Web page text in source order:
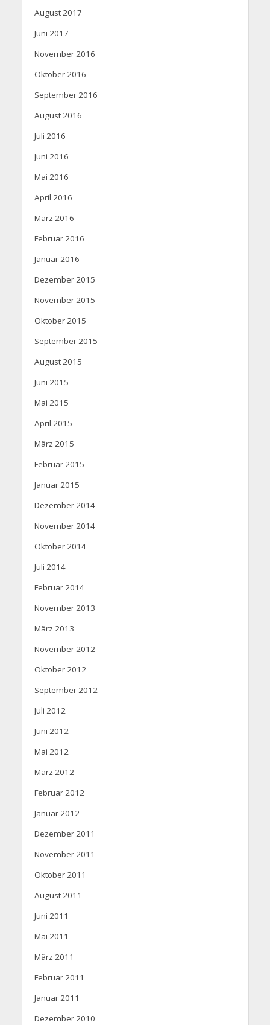
August 2017
Juni 2017
November 2016
Oktober 2016
September 2016
August 2016
Juli 2016
Juni 2016
Mai 2016
April 2016
März 2016
Februar 2016
Januar 2016
Dezember 2015
November 2015
Oktober 2015
September 2015
August 2015
Juni 2015
Mai 2015
April 2015
März 2015
Februar 2015
Januar 2015
Dezember 2014
November 2014
Oktober 2014
Juli 2014
Februar 2014
November 2013
März 2013
November 2012
Oktober 2012
September 2012
Juli 2012
Juni 2012
Mai 2012
März 2012
Februar 2012
Januar 2012
Dezember 2011
November 2011
Oktober 2011
August 2011
Juni 2011
Mai 2011
März 2011
Februar 2011
Januar 2011
Dezember 2010